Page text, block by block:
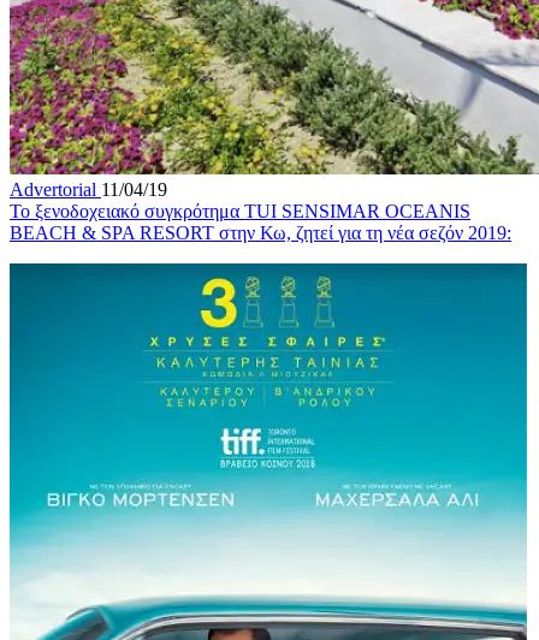
Advertorial 11/04/19
Το ξενοδοχειακό συγκρότημα TUI SENSIMAR OCEANIS
BEACH & SPA RESORT στην Κω, ζητεί για τη νέα σεζόν 2019: